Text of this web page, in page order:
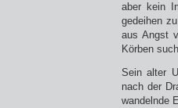
aber kein
gedeihen
aus Angst
Körben
Sein alter
nach der
wandelnde